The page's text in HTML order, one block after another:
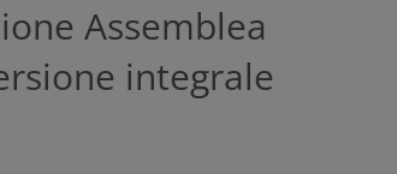
Assemblea
integrale